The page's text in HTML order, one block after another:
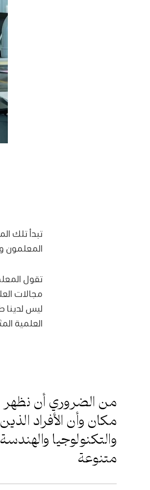
تبدأ تلك
المعلمون
تقول
مجالات
ليس لدينا
العلمية
من الضروري أن نظهر
مكان وأن الأفراد
والتكنولوجيا
متنوعة